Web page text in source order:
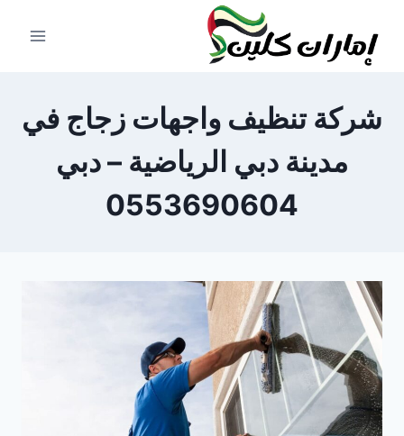
المحتوى
شركة تنظيف واجهات زجاج في
مدينة دبي الرياضية – دبي
0553690604